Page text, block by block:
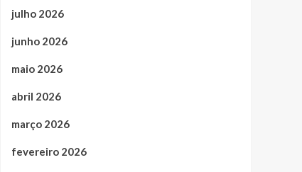
julho 2026
junho 2026
maio 2026
abril 2026
março 2026
fevereiro 2026